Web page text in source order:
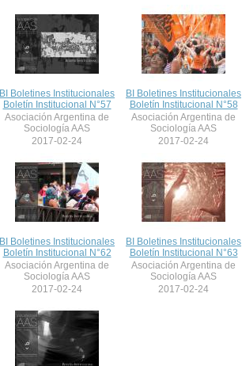
BI Boletines Institucionales
Boletín Institucional N°57
Asociación Argentina de
Sociología AAS
2017-02-24
BI Boletines Institucionales
Boletín Institucional N°58
Asociación Argentina de
Sociología AAS
2017-02-24
BI Boletines Institucionales
Boletín Institucional N°62
Asociación Argentina de
Sociología AAS
2017-02-24
BI Boletines Institucionales
Boletín Institucional N°63
Asociación Argentina de
Sociología AAS
2017-02-24